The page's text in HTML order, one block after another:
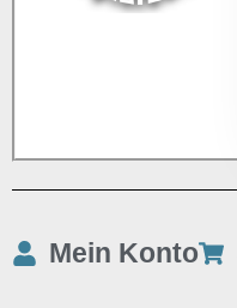
Mein Konto